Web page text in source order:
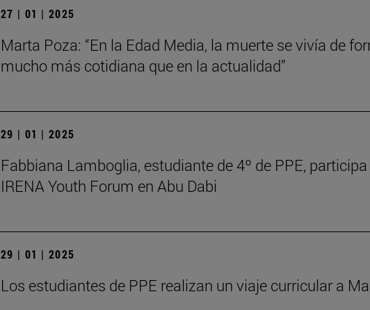
27 | 01 | 2025
Marta Poza: “En la Edad Media, la muerte se vivía de
mucho más cotidiana que en la actualidad”
29 | 01 | 2025
Fabbiana Lamboglia, estudiante de 4º de PPE, participa
IRENA Youth Forum en Abu Dabi
29 | 01 | 2025
Los estudiantes de PPE realizan un viaje curricular a